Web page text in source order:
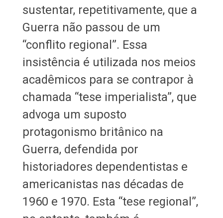
sustentar, repetitivamente, que a
Guerra não passou de um
“conflito regional”. Essa
insistência é utilizada nos meios
acadêmicos para se contrapor à
chamada “tese imperialista”, que
advoga um suposto
protagonismo britânico na
Guerra, defendida por
historiadores dependentistas e
americanistas nas décadas de
1960 e 1970. Esta “tese regional”,